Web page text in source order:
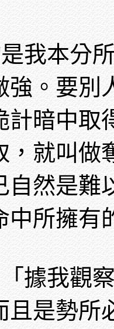
我本分
強。要別
計暗中取
，就叫做
自然是難
中所擁有
據我觀
且是勢所